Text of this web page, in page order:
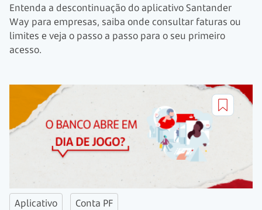
Entenda a descontinuação do aplicativo Santander
Way para empresas, saiba onde consultar faturas ou
limites e veja o passo a passo para o seu primeiro
acesso.
Aplicativo Conta PF